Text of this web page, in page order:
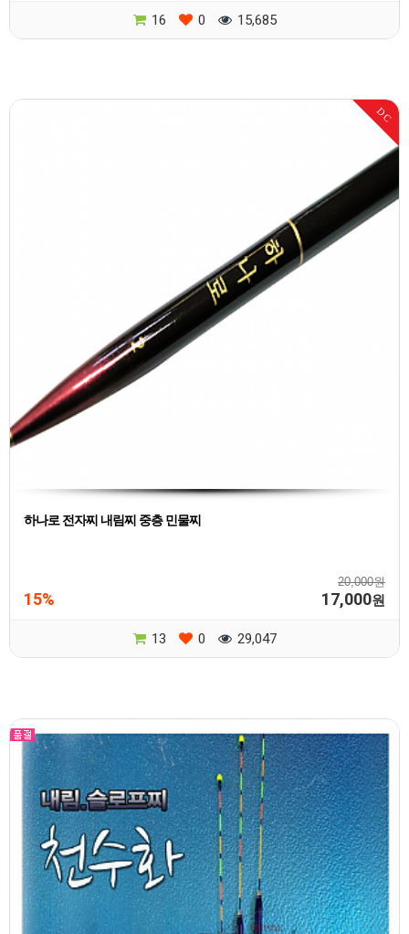
16 0 15,685
DC
하나로 전자찌 내림찌 중층 민물찌
20,000원
15% 17,000원
13 0 29,047